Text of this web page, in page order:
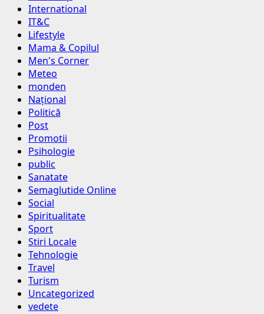
International
IT&C
Lifestyle
Mama & Copilul
Men's Corner
Meteo
monden
Național
Politică
Post
Promotii
Psihologie
public
Sanatate
Semaglutide Online
Social
Spiritualitate
Sport
Stiri Locale
Tehnologie
Travel
Turism
Uncategorized
vedete